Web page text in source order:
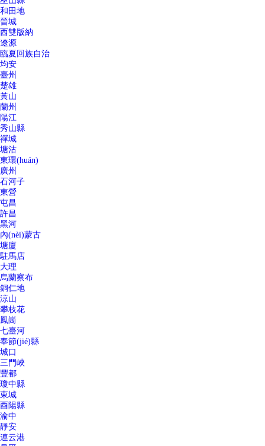
和田地
晉城
西雙版納
遼源
臨夏回族自治
均安
臺州
楚雄
黃山
蘭州
陽江
秀山縣
禪城
塘沽
東環(huán)
廣州
石河子
東營
屯昌
許昌
黑河
內(nèi)蒙古
塘廈
駐馬店
大理
烏蘭察布
銅仁地
涼山
攀枝花
鳳崗
七臺河
奉節(jié)縣
城口
三門峽
豐都
瓊中縣
東城
酉陽縣
渝中
靜安
連云港